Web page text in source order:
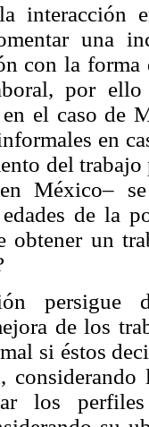
interacción
una
con la
por ello
el caso de
en
del
México–
de la
obtener un
persigue
de los
si éstos
los